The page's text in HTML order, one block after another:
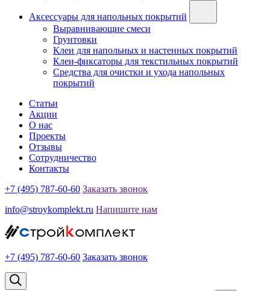
Аксессуары для напольных покрытий
Выравнивающие смеси
Грунтовки
Клеи для напольных и настенных покрытий
Клеи-фиксаторы для текстильных покрытий
Средства для очистки и ухода напольных
покрытий
Статьи
Акции
О нас
Проекты
Отзывы
Сотрудничество
Контакты
+7 (495) 787-60-60 Заказать звонок
info@stroykomplekt.ru Напишите нам
+7 (495) 787-60-60 Заказать звонок